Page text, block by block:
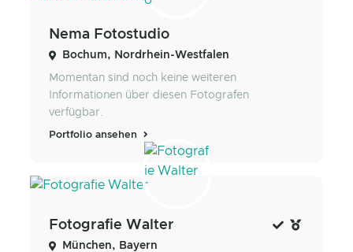
Nema Fotostudio
Bochum, Nordrhein-Westfalen
Momentan sind noch keine weiteren
Informationen über diesen Fotografen
verfügbar.
Portfolio ansehen
Fotografie Walter
München, Bayern